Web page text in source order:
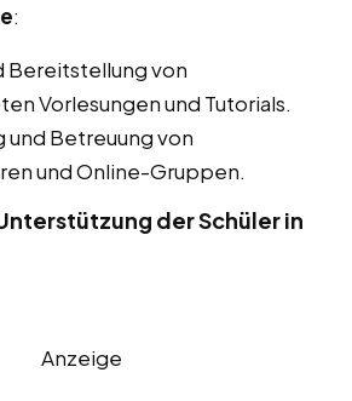
:
Bereitstellung von
Vorlesungen und Tutorials.
Betreuung von
und Online-Gruppen.
der Schüler in
Anzeige